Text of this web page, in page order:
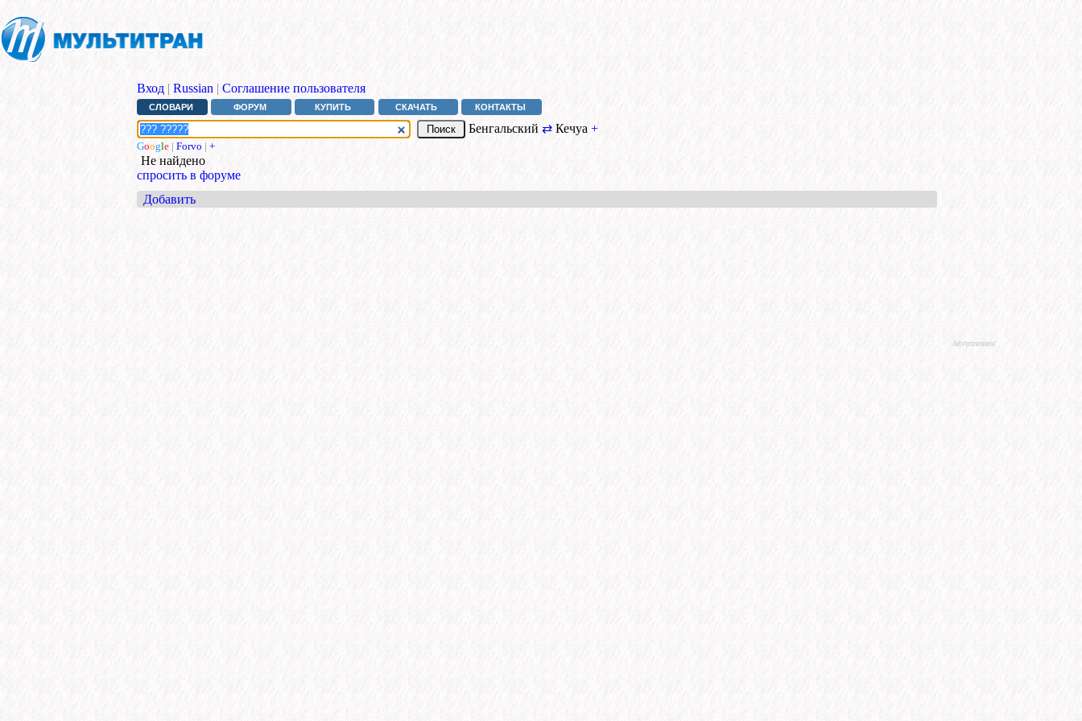
Вход | Russian | Соглашение пользователя
СЛОВАРИ ФОРУМ КУПИТЬ СКАЧАТЬ КОНТАКТЫ
Бенгальский⇄ Кечуа +
Google | Forvo | +
Не найдено
спросить в форуме
Добавить
Advertisement